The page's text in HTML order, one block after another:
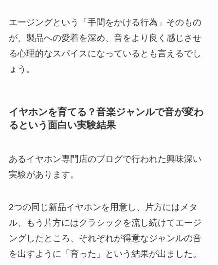
エージングという「手間をかける行為」そのもの
が、製品への愛着を深め、音をより良く感じさせ
る心理的なスパイスになっているとも言えるでし
ょう。
イヤホンを育てる？音楽ジャンルで音が変わ
るという面白い実験結果
あるイヤホン専門店のブログで行われた興味深い
実験があります。
2つの同じ新品イヤホンを用意し、片方にはメタ
ル、もう片方にはクラシックを流し続けてエージ
ングしたところ、それぞれが得意なジャンルの音
を出すように「育った」という結果が出ました。